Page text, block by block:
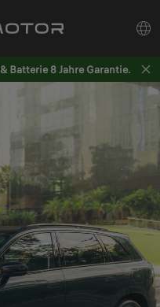
Batterie 8 Jahre Garantie.